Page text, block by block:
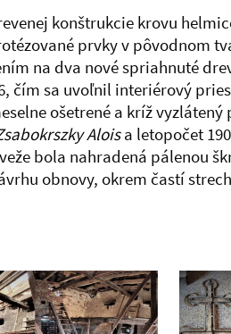
konštrukcie krovu
prvky v pôvodnom
na dva nové spriahnuté
čím sa uvoľnil interiérový
ošetrené a kríž
Aloisa letopočet
bola nahradená pálenou
obnovy, okrem častí